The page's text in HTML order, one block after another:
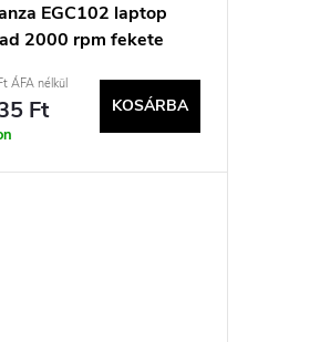
EGC102 laptop
2000 rpm fekete
ÁFA nélkül
Ft KOSÁRBA